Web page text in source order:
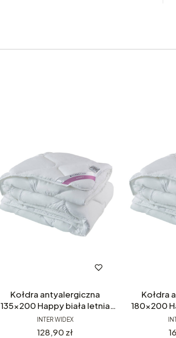
Kołdra antyalergiczna
135x200 Happy biała letnia
poliestrowa Iner Widex
INTER WIDEX
Cena
128,90 zł
Kołdra
180x200